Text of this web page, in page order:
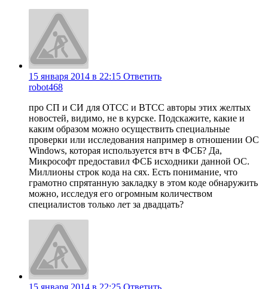
15 января 2014 в 22:15 Ответить
robot468
про СП и СИ для ОТСС и ВТСС авторы этих желтых
новостей, видимо, не в курске. Подскажите, какие и
каким образом можно осуществить специальные
проверки или исследования например в отношении ОС
Windows, которая используется втч в ФСБ? Да,
Микрософт предоставил ФСБ исходники данной ОС.
Миллионы строк кода на сях. Есть понимание, что
грамотно спрятанную закладку в этом коде обнаружить
можно, исследуя его огромным количеством
специалистов только лет за двадцать?